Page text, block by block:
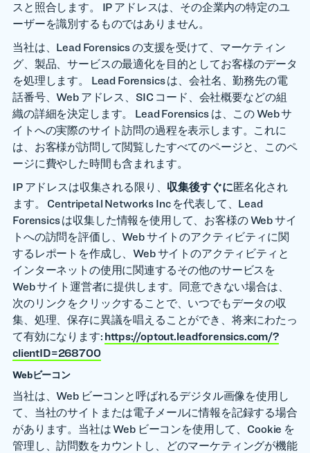
スと照合します。 IP アドレスは、その企業内の特定のユ
ーザーを識別するものではありません。
当社は、Lead Forensics の支援を受けて、マーケティン
グ、製品、サービスの最適化を目的としてお客様のデータ
を処理します。 Lead Forensics は、会社名、勤務先の電
話番号、Web アドレス、SIC コード、会社概要などの組
織の詳細を決定します。 Lead Forensics は、この Web サ
イトへの実際のサイト訪問の過程を表示します。これに
は、お客様が訪問して閲覧したすべてのページと、このペ
ージに費やした時間も含まれます。
IP アドレスは収集される限り、 収集後すぐに匿名化され
ます。 Centripetal Networks Inc を代表して、Lead
Forensics は収集した情報を使用して、お客様の Web サイ
トへの訪問を評価し、Web サイトのアクティビティに関
するレポートを作成し、Web サイトのアクティビティと
インターネットの使用に関連するその他のサービスを
Web サイト運営者に提供します。同意できない場合は、
次のリンクをクリックすることで、いつでもデータの収
集、処理、保存に異議を唱えることができ、将来にわたっ
て有効になります: https://optout.leadforensics.com/?
clientID=268700
Webビーコン
当社は、Web ビーコンと呼ばれるデジタル画像を使用し
て、当社のサイトまたは電子メールに情報を記録する場合
があります。当社は Web ビーコンを使用して、Cookie を
管理し、訪問数をカウントし、どのマーケティングが機能